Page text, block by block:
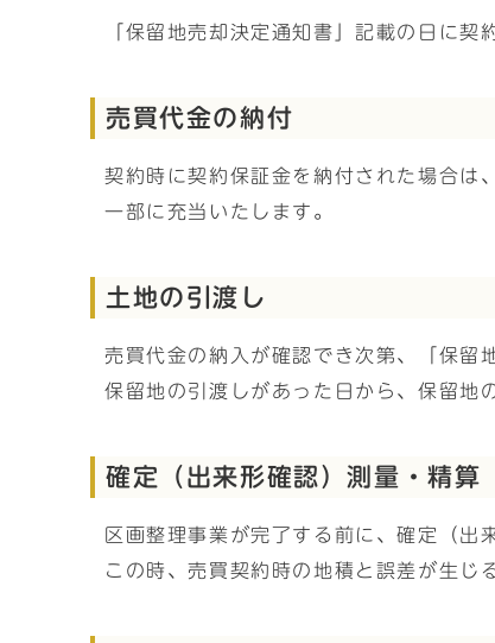
「保留地売却決定通知書」記載の日に
売買代金の納付
契約時に契約保証金を納付された場合は
一部に充当いたします。
土地の引渡し
売買代金の納入が確認でき次第、「保留
保留地の引渡しがあった日から、保留地
確定（出来形確認）測量・精算
区画整理事業が完了する前に、確定（出
この時、売買契約時の地積と誤差が生じ